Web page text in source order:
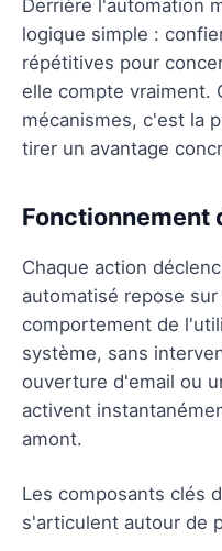
Derrière l'automation
logique simple :
répétitives pour
elle compte vraiment.
mécanismes, c'est la
tirer un avantage
Fonctionnement
Chaque action
automatisé repose
comportement de
système, sans
ouverture d'email ou
activent
amont.
Les composants clés
s'articulent autour de